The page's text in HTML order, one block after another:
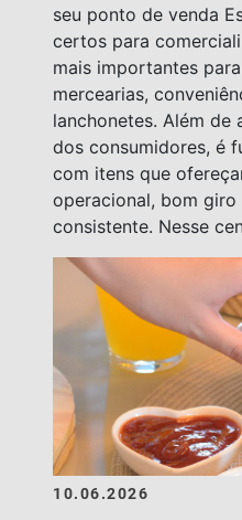
seu ponto de venda
certos para
mais importantes
mercearias,
lanchonetes. Além de
dos consumidores, é
com itens que
operacional, bom giro
consistente. Nesse
10.06.2026